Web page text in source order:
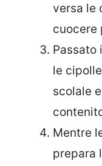
versa le
cuocere
Passato
le
scolale
Mentre
prepara